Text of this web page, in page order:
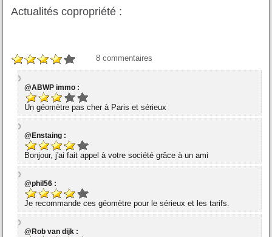
Actualités copropriété :
8 commentaires
@ABWP immo :
Un géomètre pas cher à Paris et sérieux
@Enstaing :
Bonjour, j'ai fait appel à votre société grâce à un ami
@phil56 :
Je recommande ces géomètre pour le sérieux et les tarifs.
@Rob van dijk :